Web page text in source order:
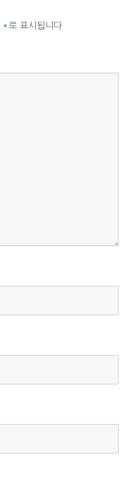
*로 표시됩니다